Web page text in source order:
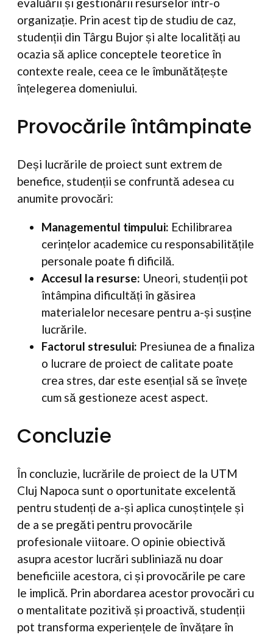
evaluării și gestionării resurselor într-o
organizație. Prin acest tip de studiu de caz,
studenții din Târgu Bujor și alte localități au
ocazia să aplice conceptele teoretice în
contexte reale, ceea ce le îmbunătățește
înțelegerea domeniului.
Provocările întâmpinate
Deși lucrările de proiect sunt extrem de
benefice, studenții se confruntă adesea cu
anumite provocări:
Managementul timpului: Echilibrarea
cerințelor academice cu responsabilitățile
personale poate fi dificilă.
Accesul la resurse: Uneori, studenții pot
întâmpina dificultăți în găsirea
materialelor necesare pentru a-și susține
lucrările.
Factorul stresului: Presiunea de a finaliza
o lucrare de proiect de calitate poate
crea stres, dar este esențial să se învețe
cum să gestioneze acest aspect.
Concluzie
În concluzie, lucrările de proiect de la UTM
Cluj Napoca sunt o oportunitate excelentă
pentru studenți de a-și aplica cunoștințele și
de a se pregăti pentru provocările
profesionale viitoare. O opinie obiectivă
asupra acestor lucrări subliniază nu doar
beneficiile acestora, ci și provocările pe care
le implică. Prin abordarea acestor provocări cu
o mentalitate pozitivă și proactivă, studenții
pot transforma experiențele de învățare în